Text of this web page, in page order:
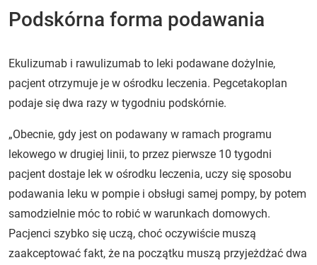
Podskórna forma podawania
Ekulizumab i rawulizumab to leki podawane dożylnie,
pacjent otrzymuje je w ośrodku leczenia. Pegcetakoplan
podaje się dwa razy w tygodniu podskórnie.
„Obecnie, gdy jest on podawany w ramach programu
lekowego w drugiej linii, to przez pierwsze 10 tygodni
pacjent dostaje lek w ośrodku leczenia, uczy się sposobu
podawania leku w pompie i obsługi samej pompy, by potem
samodzielnie móc to robić w warunkach domowych.
Pacjenci szybko się uczą, choć oczywiście muszą
zaakceptować fakt, że na początku muszą przyjeżdżać dwa